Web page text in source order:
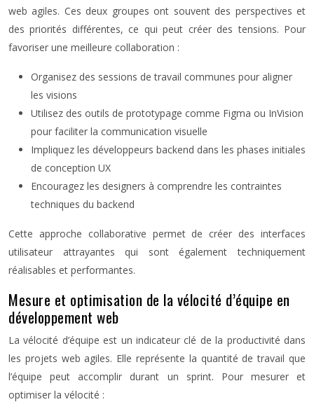
web agiles. Ces deux groupes ont souvent des perspectives et
des priorités différentes, ce qui peut créer des tensions. Pour
favoriser une meilleure collaboration :
Organisez des sessions de travail communes pour aligner
les visions
Utilisez des outils de prototypage comme Figma ou InVision
pour faciliter la communication visuelle
Impliquez les développeurs backend dans les phases initiales
de conception UX
Encouragez les designers à comprendre les contraintes
techniques du backend
Cette approche collaborative permet de créer des interfaces
utilisateur attrayantes qui sont également techniquement
réalisables et performantes.
Mesure et optimisation de la vélocité d’équipe en
développement web
La vélocité d’équipe est un indicateur clé de la productivité dans
les projets web agiles. Elle représente la quantité de travail que
l’équipe peut accomplir durant un sprint. Pour mesurer et
optimiser la vélocité :